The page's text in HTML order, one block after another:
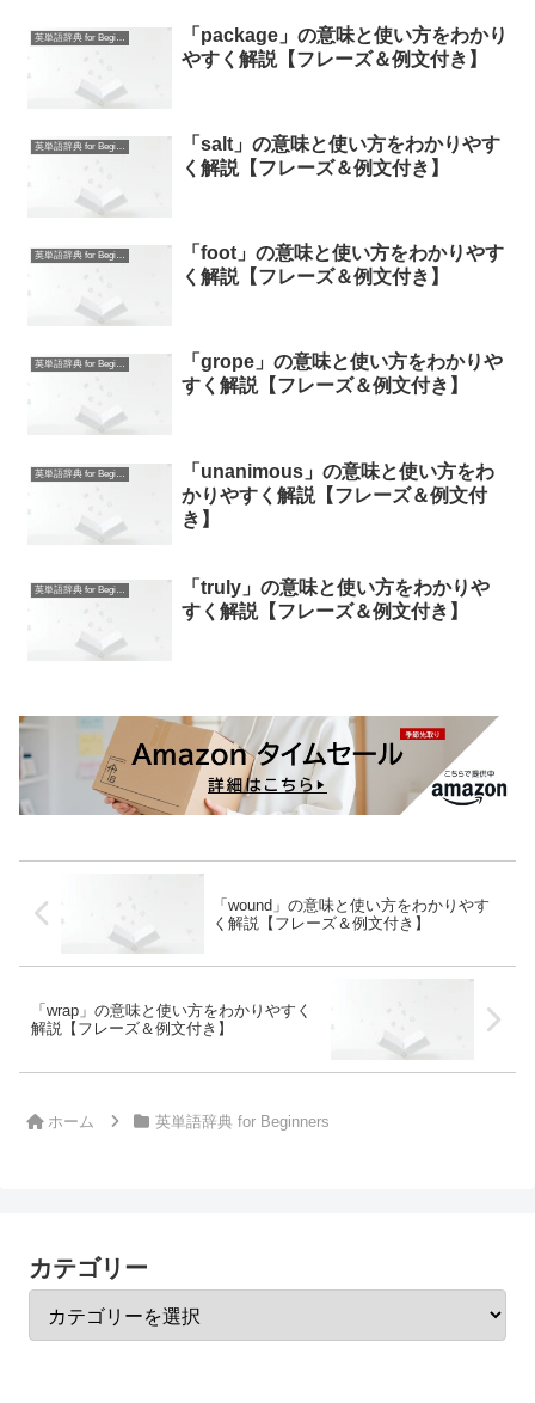
英単語辞典 for Beginners
「package」の意味と使い方をわかり
やすく解説【フレーズ＆例文付き】
英単語辞典 for Beginners
「salt」の意味と使い方をわかりやす
く解説【フレーズ＆例文付き】
英単語辞典 for Beginners
「foot」の意味と使い方をわかりやす
く解説【フレーズ＆例文付き】
英単語辞典 for Beginners
「grope」の意味と使い方をわかりや
すく解説【フレーズ＆例文付き】
英単語辞典 for Beginners
「unanimous」の意味と使い方をわ
かりやすく解説【フレーズ＆例文付
き】
英単語辞典 for Beginners
「truly」の意味と使い方をわかりや
すく解説【フレーズ＆例文付き】
「wound」の意味と使い方をわかりやす
く解説【フレーズ＆例文付き】
「wrap」の意味と使い方をわかりやすく
解説【フレーズ＆例文付き】
ホーム 英単語辞典 for Beginners
カテゴリー